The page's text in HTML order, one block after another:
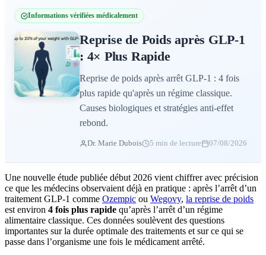
Informations vérifiées médicalement
Reprise de Poids après GLP-1
: 4× Plus Rapide
Reprise de poids après arrêt GLP-1 : 4 fois
plus rapide qu'après un régime classique.
Causes biologiques et stratégies anti-effet
rebond.
Dr. Marie Dubois 5 min de lecture 07/08/2026
Une nouvelle étude publiée début 2026 vient chiffrer avec précision
ce que les médecins observaient déjà en pratique : après l’arrêt d’un
traitement GLP-1 comme Ozempic ou Wegovy, la reprise de poids
est environ 4 fois plus rapide qu’après l’arrêt d’un régime
alimentaire classique. Ces données soulèvent des questions
importantes sur la durée optimale des traitements et sur ce qui se
passe dans l’organisme une fois le médicament arrêté.